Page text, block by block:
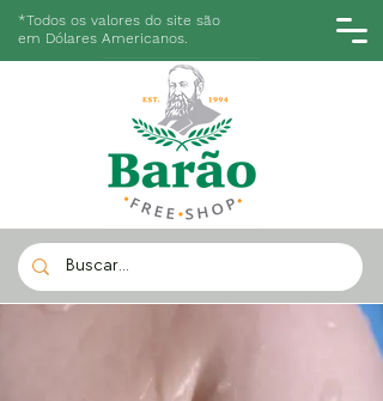
*Todos os valores do site são
em Dólares Americanos.